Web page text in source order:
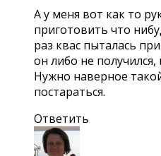
А у меня вот как то
приготовить что
раз квас пыталась
он либо не
Нужно наверное
постараться.
Ответить